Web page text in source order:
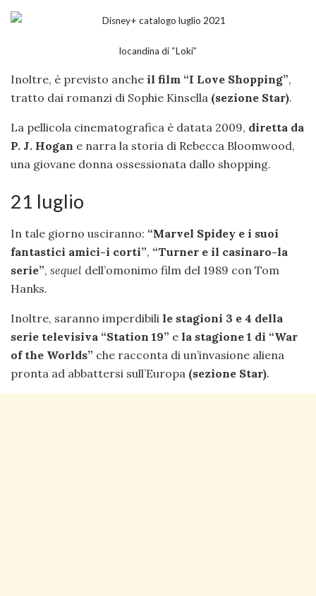
locandina di “Loki”
Inoltre, è previsto anche il film “I Love Shopping”,
tratto dai romanzi di Sophie Kinsella (sezione Star).
La pellicola cinematografica è datata 2009, diretta da
P. J. Hogan e narra la storia di Rebecca Bloomwood,
una giovane donna ossessionata dallo shopping.
21 luglio
In tale giorno usciranno: “Marvel Spidey e i suoi
fantastici amici-i corti”, “Turner e il casinaro-la
serie”, sequel dell’omonimo film del 1989 con Tom
Hanks.
Inoltre, saranno imperdibili le stagioni 3 e 4 della
serie televisiva “Station 19” e la stagione 1 di “War
of the Worlds” che racconta di un’invasione aliena
pronta ad abbattersi sull’Europa (sezione Star).